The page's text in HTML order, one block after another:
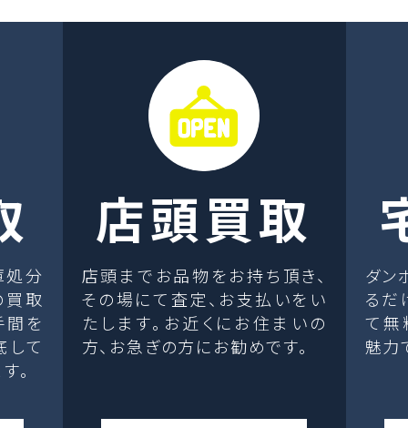
処分
取
間を
して
。
店頭買取
店頭までお品物をお持ち頂き、
その場にて査定、お支払いをい
たします。お近くにお住まいの
方、お急ぎの方にお勧めです。
ダン
るだ
て無
魅力